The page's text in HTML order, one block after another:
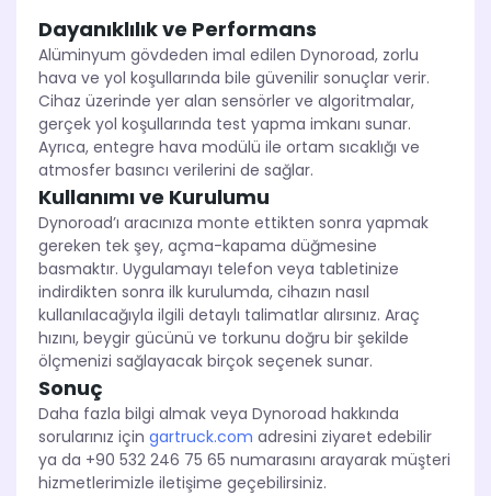
Dayanıklılık ve Performans
Alüminyum gövdeden imal edilen Dynoroad, zorlu
hava ve yol koşullarında bile güvenilir sonuçlar verir.
Cihaz üzerinde yer alan sensörler ve algoritmalar,
gerçek yol koşullarında test yapma imkanı sunar.
Ayrıca, entegre hava modülü ile ortam sıcaklığı ve
atmosfer basıncı verilerini de sağlar.
Kullanımı ve Kurulumu
Dynoroad’ı aracınıza monte ettikten sonra yapmak
gereken tek şey, açma-kapama düğmesine
basmaktır. Uygulamayı telefon veya tabletinize
indirdikten sonra ilk kurulumda, cihazın nasıl
kullanılacağıyla ilgili detaylı talimatlar alırsınız. Araç
hızını, beygir gücünü ve torkunu doğru bir şekilde
ölçmenizi sağlayacak birçok seçenek sunar.
Sonuç
Daha fazla bilgi almak veya Dynoroad hakkında
sorularınız için gartruck.com adresini ziyaret edebilir
ya da +90 532 246 75 65 numarasını arayarak müşteri
hizmetlerimizle iletişime geçebilirsiniz.